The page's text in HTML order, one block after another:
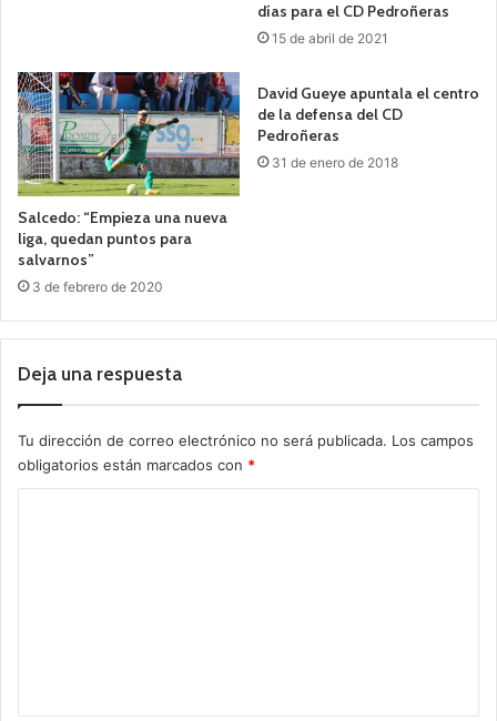
días para el CD Pedroñeras
15 de abril de 2021
Salcedo: “Empieza una nueva
liga, quedan puntos para
salvarnos”
3 de febrero de 2020
David Gueye apuntala el centro
de la defensa del CD
Pedroñeras
31 de enero de 2018
Deja una respuesta
Tu dirección de correo electrónico no será publicada. Los campos
obligatorios están marcados con *